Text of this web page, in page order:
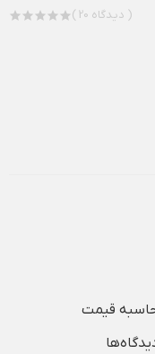
( 20 دیدگاه )
قیمت